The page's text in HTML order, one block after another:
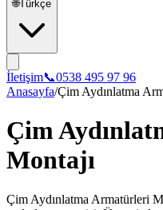
🌐Türkçe
İletişim📞0538 495 97 96
Anasayfa/Çim Aydınlatma
Çim
Montajı
Çim Aydınlatma Armatürleri